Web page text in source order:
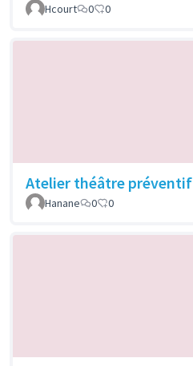
Hcourt 0 0
Atelier théâtre préventif
Hanane
0 0